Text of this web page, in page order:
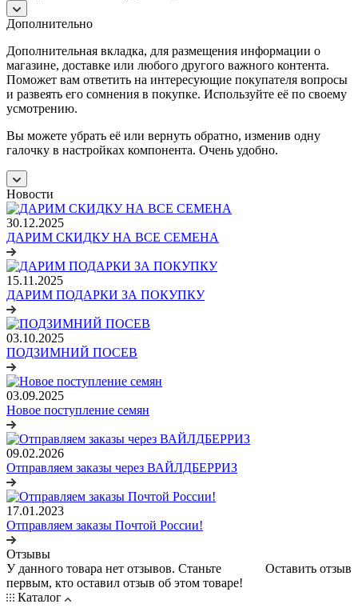
Дополнительно
Дополнительная вкладка, для размещения информации о
магазине, доставке или любого другого важного контента.
Поможет вам ответить на интересующие покупателя вопросы
и развеять его сомнения в покупке. Используйте её по своему
усмотрению.
Вы можете убрать её или вернуть обратно, изменив одну
галочку в настройках компонента. Очень удобно.
Новости
30.12.2025
ДАРИМ СКИДКУ НА ВСЕ СЕМЕНА
15.11.2025
ДАРИМ ПОДАРКИ ЗА ПОКУПКУ
03.10.2025
ПОДЗИМНИЙ ПОСЕВ
03.09.2025
Новое поступление семян
09.02.2026
Отправляем заказы через ВАЙЛДБЕРРИЗ
17.01.2023
Отправляем заказы Почтой России!
Отзывы
Оставить отзыв
У данного товара нет отзывов. Станьте
первым, кто оставил отзыв об этом товаре!
Каталог